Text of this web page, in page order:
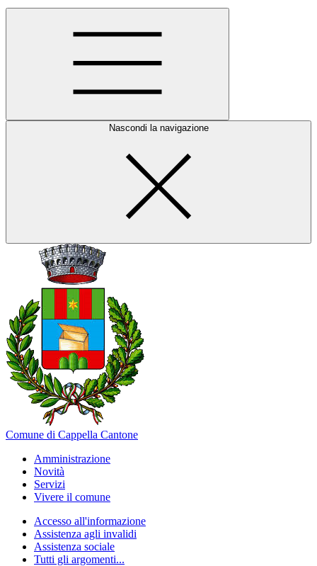
Nascondi la navigazione
Comune di Cappella Cantone
Amministrazione
Novità
Servizi
Vivere il comune
Accesso all'informazione
Assistenza agli invalidi
Assistenza sociale
Tutti gli argomenti...